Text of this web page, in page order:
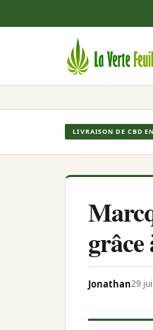
LIVRAISON DE CBD
Jonathan29